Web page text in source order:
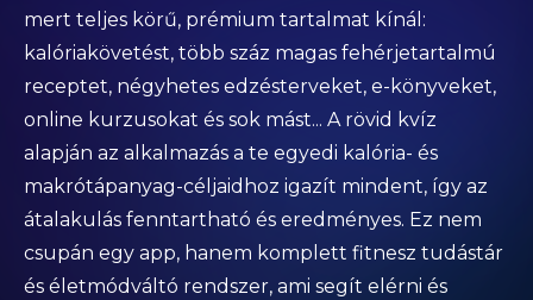
mert teljes körű, prémium tartalmat kínál:
kalóriakövetést, több száz magas fehérjetartalmú
receptet, négyhetes edzésterveket, e-könyveket,
online kurzusokat és sok mást... A rövid kvíz
alapján az alkalmazás a te egyedi kalória- és
makrótápanyag-céljaidhoz igazít mindent, így az
átalakulás fenntartható és eredményes. Ez nem
csupán egy app, hanem komplett fitnesz tudástár
és életmódváltó rendszer, ami segít elérni és